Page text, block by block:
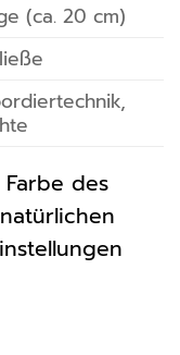
(ca. 20 cm)
des